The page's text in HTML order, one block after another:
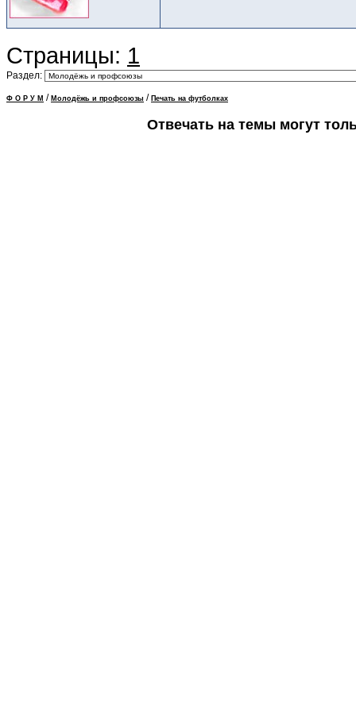
Страницы: 1
Раздел:
Ф О Р У М / Молодёжь и профсоюзы / Печать на футболках
Отвечать на темы могут